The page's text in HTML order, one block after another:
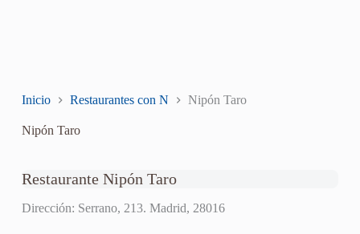
Inicio Restaurantes con N Nipón Taro
Nipón Taro
Restaurante Nipón Taro
Dirección: Serrano, 213. Madrid, 28016